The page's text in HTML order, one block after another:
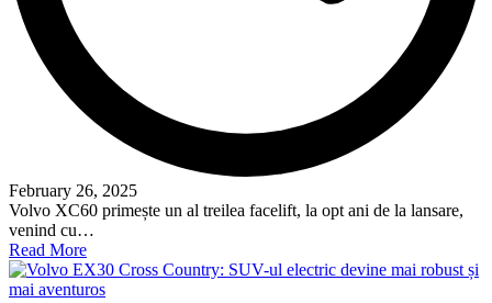
February 26, 2025
Volvo XC60 primește un al treilea facelift, la opt ani de la lansare,
venind cu…
Read More